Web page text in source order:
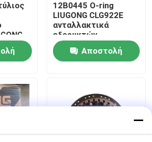
Liugong
Cummins
12Β0445 Ο-ring
LIUGONG CLG922E
ανταλλακτικά
εξορυκτών
Αποστολή